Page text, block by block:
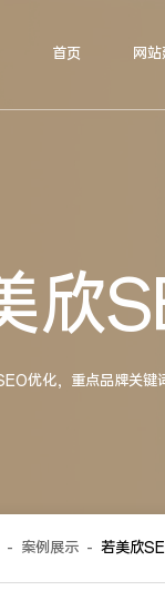
首页 网
欣
优化，重点品牌关键
- 案例展示 - 若美欣